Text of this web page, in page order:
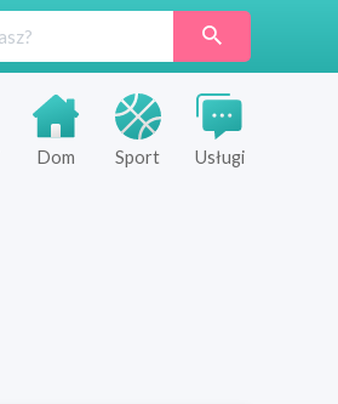
Dom Sport Usługi